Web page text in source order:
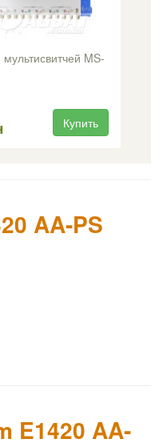
MS-
Купить
AA-PS
E1420 AA-